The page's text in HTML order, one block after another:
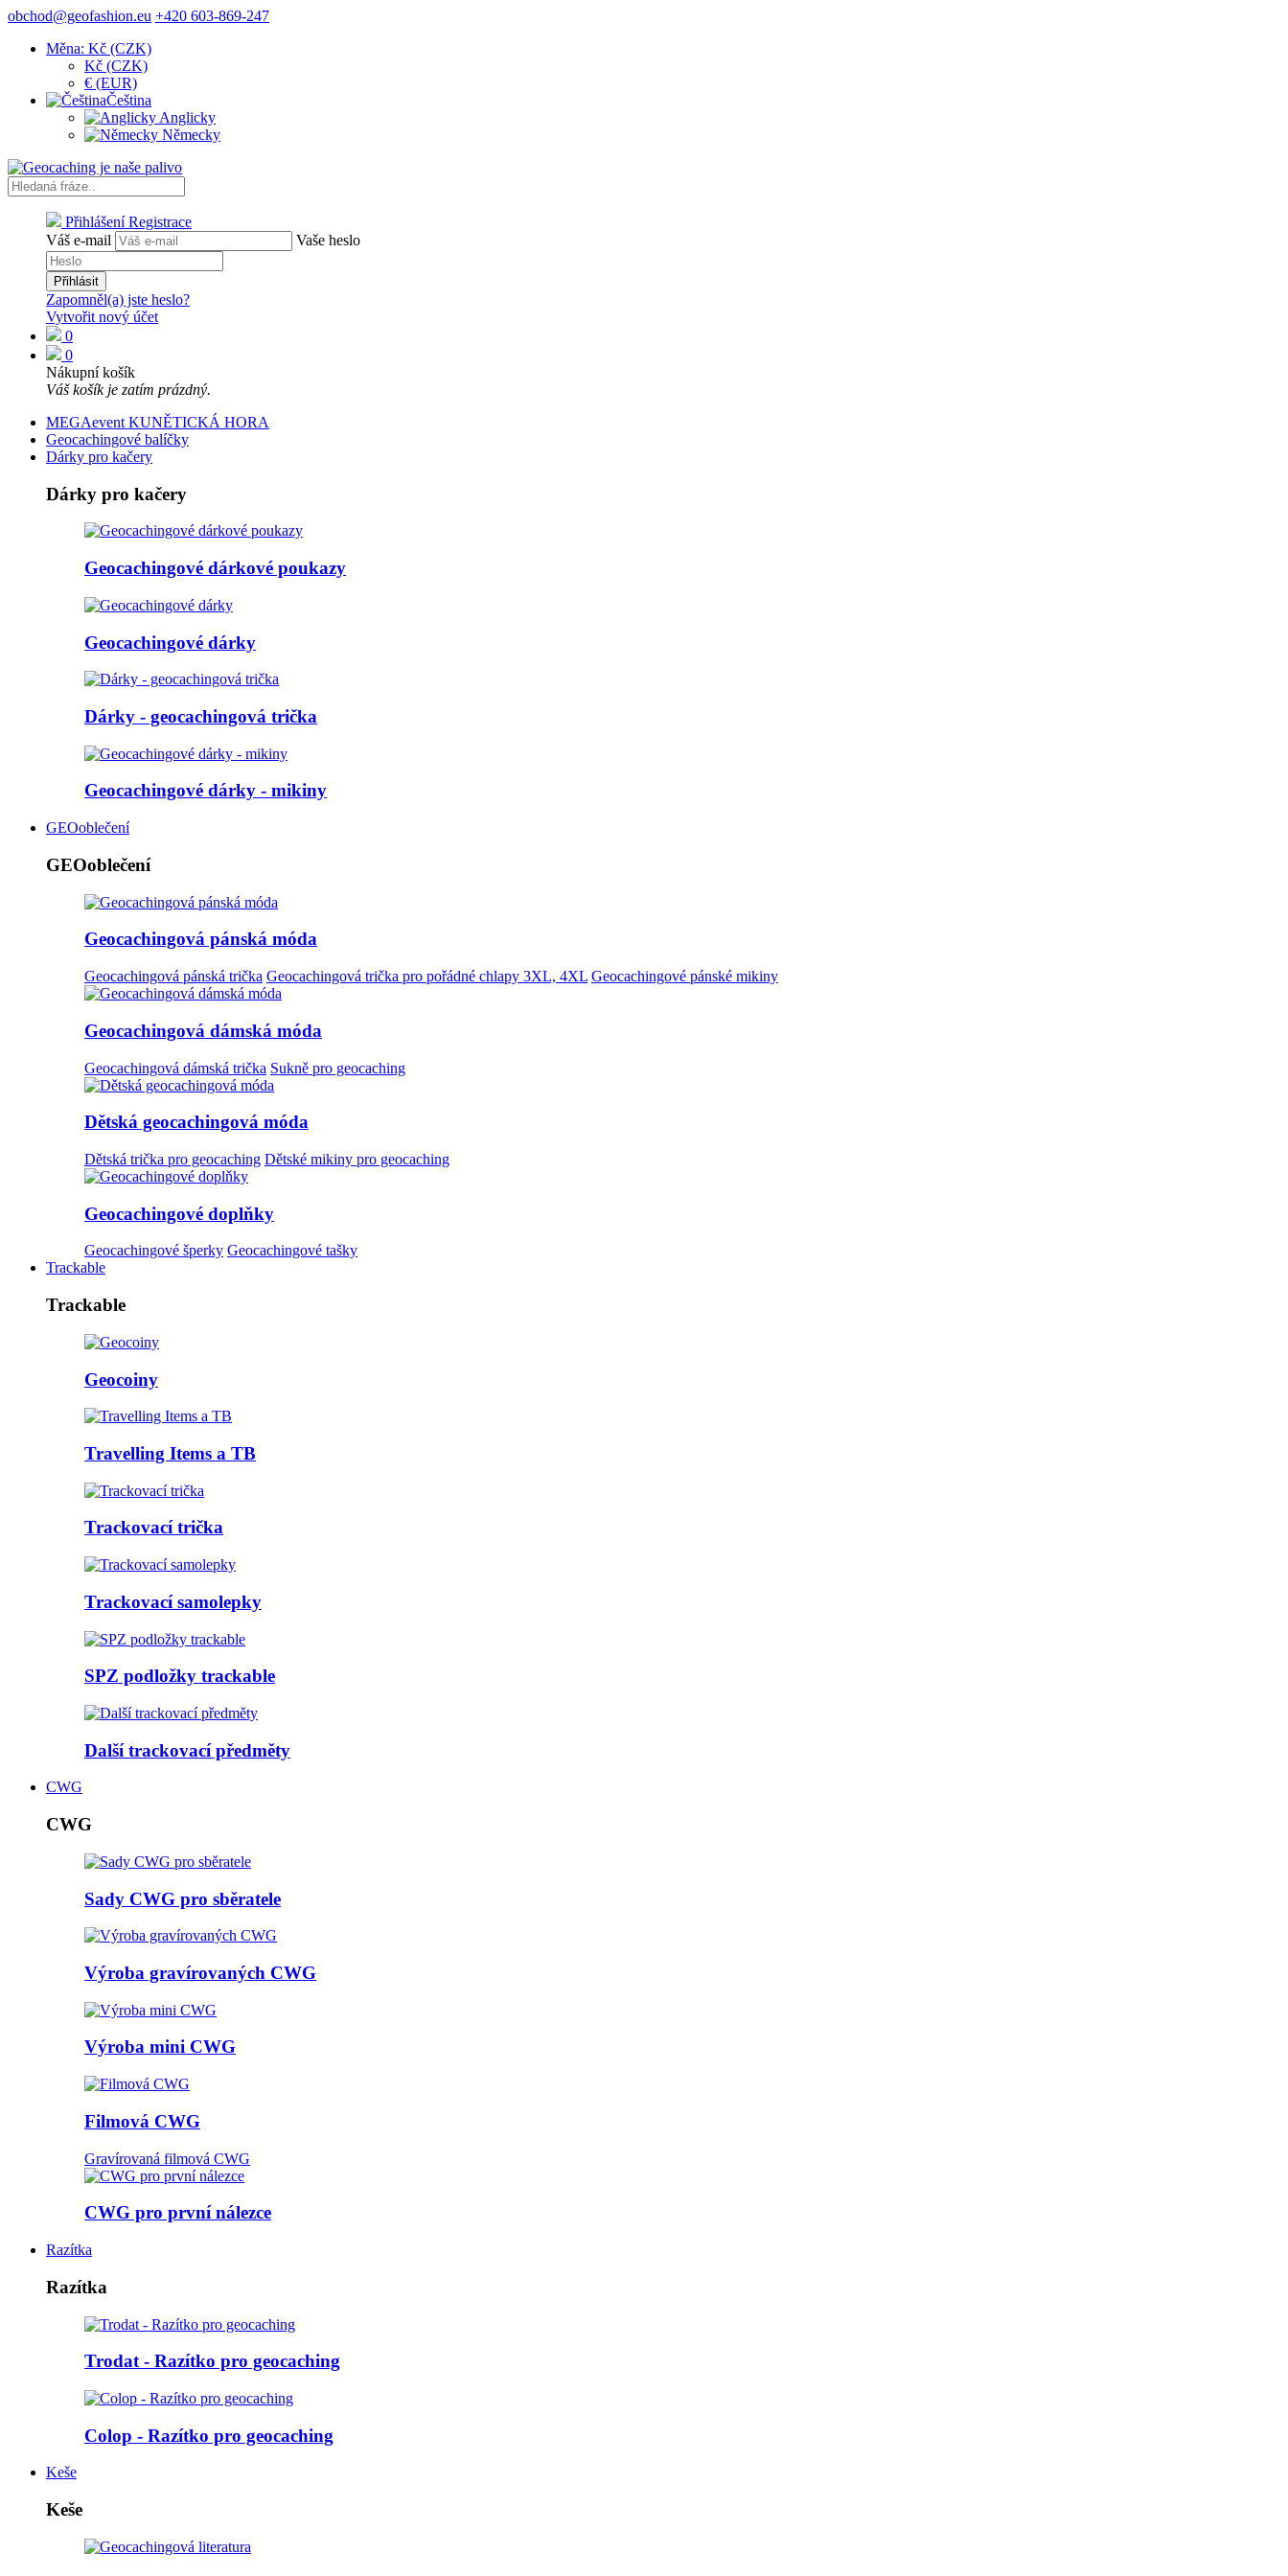
obchod@geofashion.eu +420 603-869-247
Měna: Kč (CZK)
Kč (CZK)
€ (EUR)
Čeština
Anglicky
Německy
Přihlášení Registrace
Váš e-mail
Vaše heslo
Přihlásit
Zapomněl(a) jste heslo?
Vytvořit nový účet
0
0
Nákupní košík
Váš košík je zatím prázdný.
MEGAevent KUNĚTICKÁ HORA
Geocachingové balíčky
Dárky pro kačery
Dárky pro kačery
Geocachingové dárkové poukazy
Geocachingové dárky
Dárky - geocachingová trička
Geocachingové dárky - mikiny
GEOoblečení
GEOoblečení
Geocachingová pánská móda
Geocachingová pánská trička Geocachingová trička pro pořádné chlapy 3XL, 4XL Geocachingové pánské mikiny
Geocachingová dámská móda
Geocachingová dámská trička Sukně pro geocaching
Dětská geocachingová móda
Dětská trička pro geocaching Dětské mikiny pro geocaching
Geocachingové doplňky
Geocachingové šperky Geocachingové tašky
Trackable
Trackable
Geocoiny
Travelling Items a TB
Trackovací trička
Trackovací samolepky
SPZ podložky trackable
Další trackovací předměty
CWG
CWG
Sady CWG pro sběratele
Výroba gravírovaných CWG
Výroba mini CWG
Filmová CWG
Gravírovaná filmová CWG
CWG pro první nálezce
Razítka
Razítka
Trodat - Razítko pro geocaching
Colop - Razítko pro geocaching
Keše
Keše